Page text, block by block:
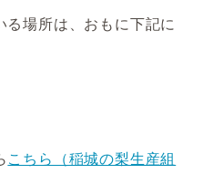
場所は、おもに下記に
こちら（稲城の梨生産組